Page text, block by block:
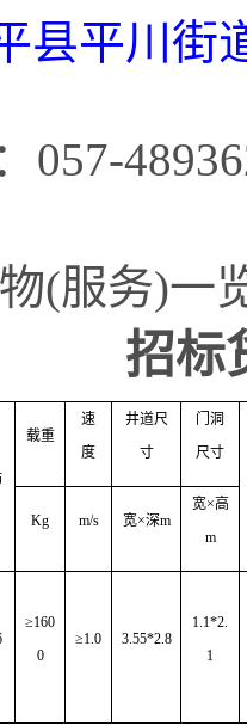
县平川街
057-
(服务)一
招标
载重
速
度
井道尺
寸
门洞
尺寸
Kg m/s 宽×深m
宽×高
m
≥160
0
≥1.0 3.55*2.8
1.1*2.
1